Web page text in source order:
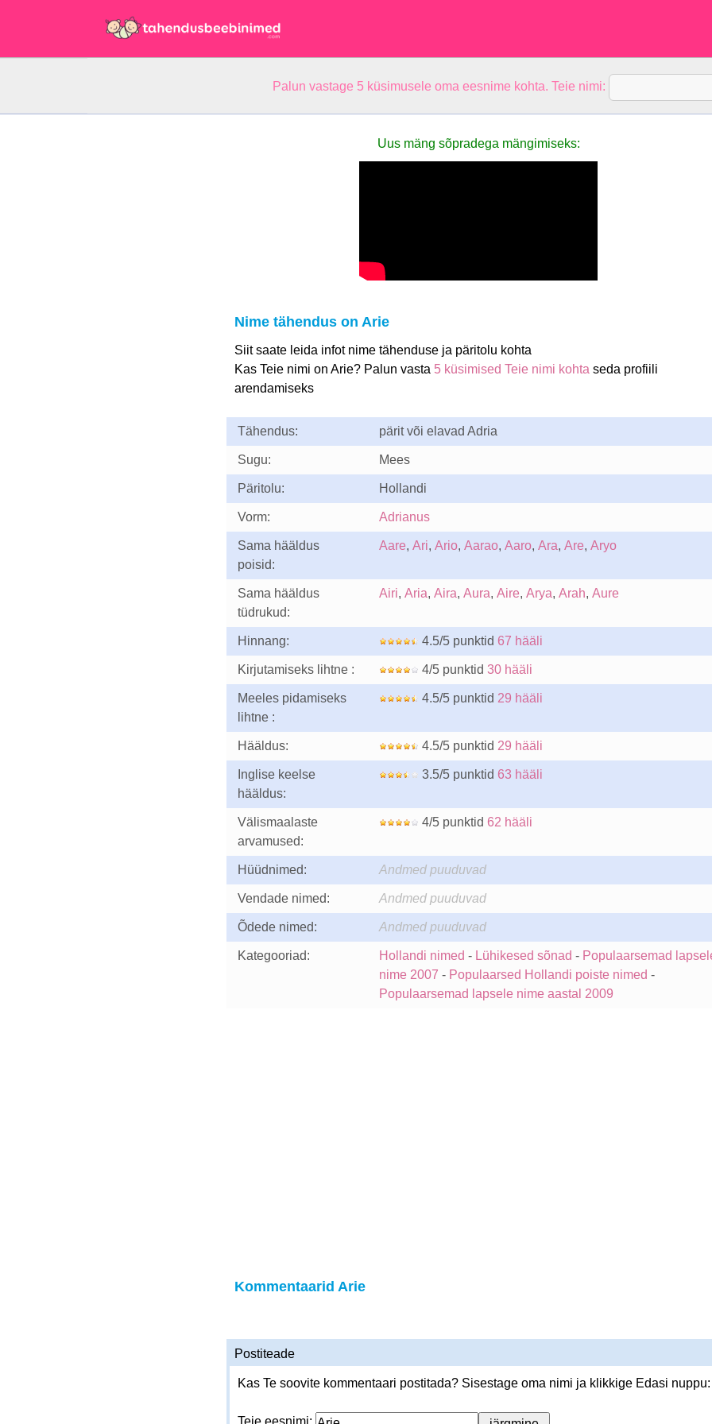
Palun vastage 5 küsimusele oma eesnime kohta. Teie nimi:
Uus mäng sõpradega mängimiseks:
Nime tähendus on Arie
Siit saate leida infot nime tähenduse ja päritolu kohta
Kas Teie nimi on Arie? Palun vasta 5 küsimised Teie nimi kohta seda profiili
arendamiseks
Tähendus: pärit või elavad Adria
Sugu: Mees
Päritolu: Hollandi
Vorm: Adrianus
Sama hääldus
poisid:
Aare, Ari, Ario, Aarao, Aaro, Ara, Are, Aryo
Sama hääldus
tüdrukud:
Airi, Aria, Aira, Aura, Aire, Arya, Arah, Aure
Hinnang: 4.5/5 punktid 67 hääli
Kirjutamiseks lihtne : 4/5 punktid 30 hääli
Meeles pidamiseks
lihtne :
4.5/5 punktid 29 hääli
Hääldus: 4.5/5 punktid 29 hääli
Inglise keelse
hääldus:
3.5/5 punktid 63 hääli
Välismaalaste
arvamused:
4/5 punktid 62 hääli
Hüüdnimed: Andmed puuduvad
Vendade nimed: Andmed puuduvad
Õdede nimed: Andmed puuduvad
Kategooriad: Hollandi nimed - Lühikesed sõnad - Populaarsemad
nime 2007 - Populaarsed Hollandi poiste nimed -
Populaarsemad lapsele nime aastal 2009
Kommentaarid Arie
Postiteade
Kas Te soovite kommentaari postitada? Sisestage oma nimi ja klikkige Edasi nuppu:
Teie eesnimi: